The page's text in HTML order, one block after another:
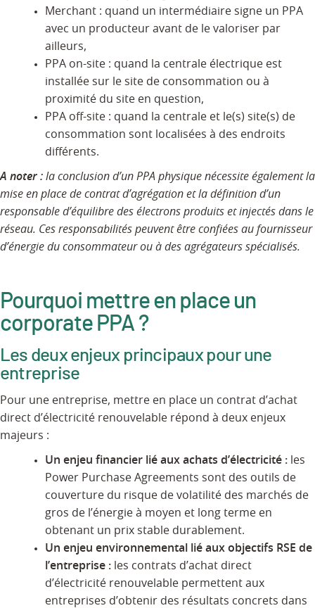
Merchant : quand un intermédiaire signe un PPA
avec un producteur avant de le valoriser par
ailleurs,
PPA on-site : quand la centrale électrique est
installée sur le site de consommation ou à
proximité du site en question,
PPA off-site : quand la centrale et le(s) site(s) de
consommation sont localisées à des endroits
différents.
A noter : la conclusion d’un PPA physique nécessite également la
mise en place de contrat d’agrégation et la définition d’un
responsable d’équilibre des électrons produits et injectés dans le
réseau. Ces responsabilités peuvent être confiées au fournisseur
d’énergie du consommateur ou à des agrégateurs spécialisés.
Pourquoi mettre en place un
corporate PPA ?
Les deux enjeux principaux pour une
entreprise
Pour une entreprise, mettre en place un contrat d’achat
direct d’électricité renouvelable répond à deux enjeux
majeurs :
Un enjeu financier lié aux achats d’électricité : les
Power Purchase Agreements sont des outils de
couverture du risque de volatilité des marchés de
gros de l’énergie à moyen et long terme en
obtenant un prix stable durablement.
Un enjeu environnemental lié aux objectifs RSE de
l’entreprise : les contrats d’achat direct
d’électricité renouvelable permettent aux
entreprises d’obtenir des résultats concrets dans